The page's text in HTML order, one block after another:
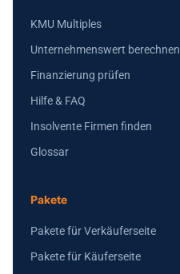
KMU Multiples
Unternehmenswert berechnen
Finanzierung prüfen
Hilfe & FAQ
Insolvente Firmen finden
Glossar
Pakete
Pakete für Verkäuferseite
Pakete für Käuferseite